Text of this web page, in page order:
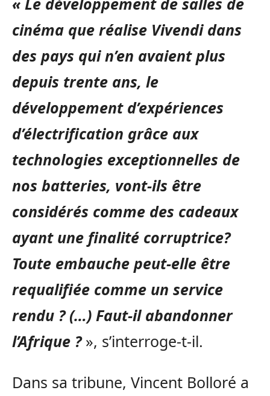
cinéma que réalise Vivendi dans
des pays qui n’en avaient plus
depuis trente ans, le
développement d’expériences
d’électrification grâce aux
technologies exceptionnelles de
nos batteries, vont-ils être
considérés comme des cadeaux
ayant une finalité corruptrice?
Toute embauche peut-elle être
requalifiée comme un service
rendu ? (…) Faut-il abandonner
l’Afrique ?», s’interroge-t-il.
Dans sa tribune, Vincent Bolloré a